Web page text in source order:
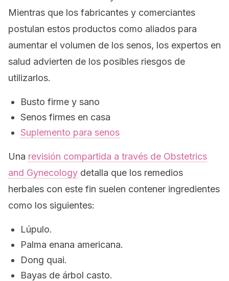
Mientras que los fabricantes y comerciantes
postulan estos productos como aliados para
aumentar el volumen de los senos, los expertos en
salud advierten de los posibles riesgos de
utilizarlos.
Busto firme y sano
Senos firmes en casa
Suplemento para senos
Una revisión compartida a través de Obstetrics
and Gynecology detalla que los remedios
herbales con este fin suelen contener ingredientes
como los siguientes:
Lúpulo.
Palma enana americana.
Dong quai.
Bayas de árbol casto.